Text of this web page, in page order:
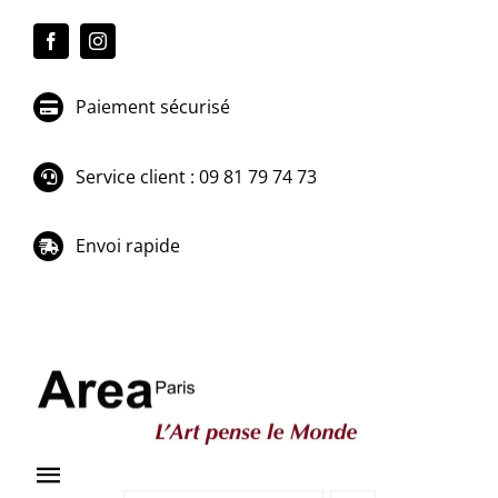
Paiement sécurisé
Service client : 09 81 79 74 73
Envoi rapide